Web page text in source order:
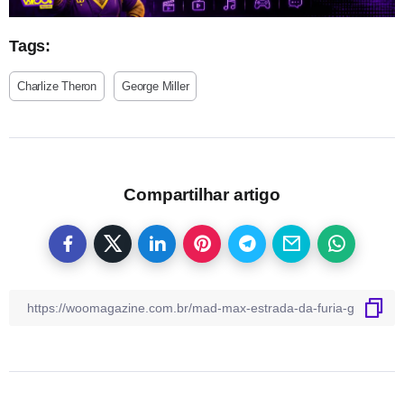
Tags:
Charlize Theron George Miller
Compartilhar artigo